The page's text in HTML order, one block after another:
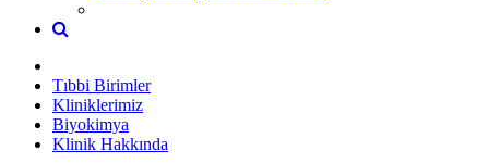
Tıbbi Birimler
Kliniklerimiz
Biyokimya
Klinik Hakkında